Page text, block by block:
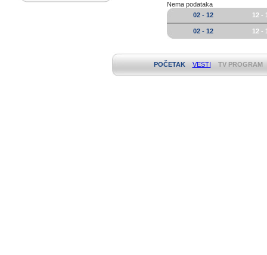
Nema podataka
02 - 12
12 -
02 - 12 12 -
POČETAK VESTI TV PROGRAM